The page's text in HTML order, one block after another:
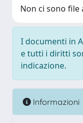
Non ci sono
I documenti in
e tutti i diritti
indicazione.
Informazioni